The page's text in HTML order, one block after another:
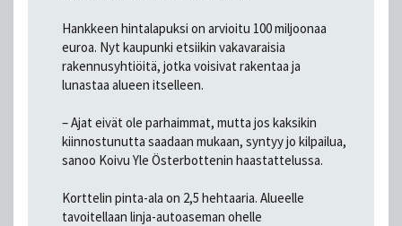
Hankkeen hintalapuksi on arvioitu 100 miljoonaa
euroa. Nyt kaupunki etsiikin vakavaraisia
rakennusyhtiöitä, jotka voisivat rakentaa ja
lunastaa alueen itselleen.
– Ajat eivät ole parhaimmat, mutta jos kaksikin
kiinnostunutta saadaan mukaan, syntyy jo kilpailua,
sanoo Koivu Yle Österbottenin haastattelussa.
Korttelin pinta-ala on 2,5 hehtaaria. Alueelle
tavoitellaan linja-autoaseman ohelle